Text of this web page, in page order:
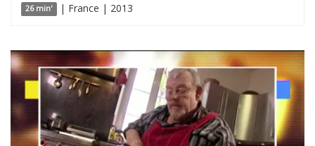
26 min' | France | 2013